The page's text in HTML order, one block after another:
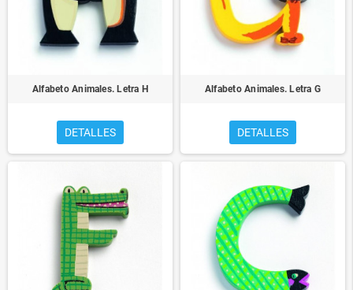
Alfabeto Animales. Letra H
DETALLES
Alfabeto Animales. Letra G
DETALLES